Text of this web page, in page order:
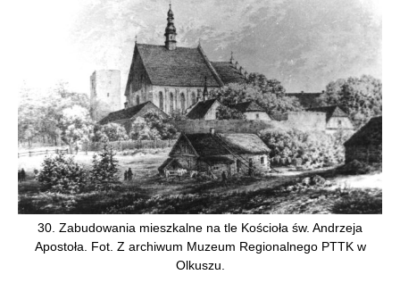
30. Zabudowania mieszkalne na tle Kościoła św. Andrzeja
Apostoła. Fot. Z archiwum Muzeum Regionalnego PTTK w
Olkuszu.